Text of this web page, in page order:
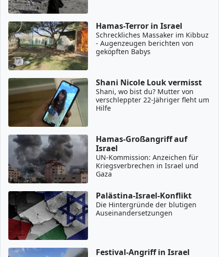
Hamas-Terror in Israel
Schreckliches Massaker im Kibbuz
- Augenzeugen berichten von
geköpften Babys
Shani Nicole Louk vermisst
Shani, wo bist du? Mutter von
verschleppter 22-Jähriger fleht um
Hilfe
Hamas-Großangriff auf
Israel
UN-Kommission: Anzeichen für
Kriegsverbrechen in Israel und
Gaza
Palästina-Israel-Konflikt
Die Hintergründe der blutigen
Auseinandersetzungen
Festival-Angriff in Israel